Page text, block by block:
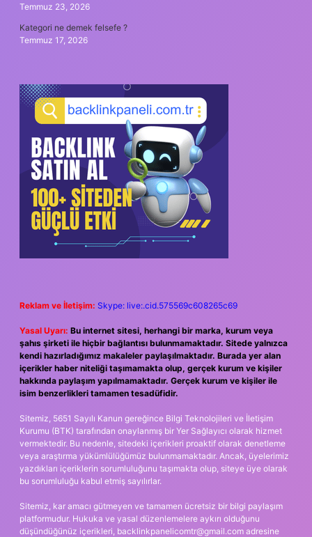
Temmuz 23, 2026
Kategori ne demek felsefe ?
Temmuz 17, 2026
Reklam ve İletişim: Skype: live:.cid.575569c608265c69
Yasal Uyarı: Bu internet sitesi, herhangi bir marka, kurum veya
şahıs şirketi ile hiçbir bağlantısı bulunmamaktadır. Sitede yalnızca
kendi hazırladığımız makaleler paylaşılmaktadır. Burada yer alan
içerikler haber niteliği taşımamakta olup, gerçek kurum ve kişiler
hakkında paylaşım yapılmamaktadır. Gerçek kurum ve kişiler ile
isim benzerlikleri tamamen tesadüfidir.
Sitemiz, 5651 Sayılı Kanun gereğince Bilgi Teknolojileri ve İletişim
Kurumu (BTK) tarafından onaylanmış bir Yer Sağlayıcı olarak hizmet
vermektedir. Bu nedenle, sitedeki içerikleri proaktif olarak denetleme
veya araştırma yükümlülüğümüz bulunmamaktadır. Ancak, üyelerimiz
yazdıkları içeriklerin sorumluluğunu taşımakta olup, siteye üye olarak
bu sorumluluğu kabul etmiş sayılırlar.
Sitemiz, kar amacı gütmeyen ve tamamen ücretsiz bir bilgi paylaşım
platformudur. Hukuka ve yasal düzenlemelere aykırı olduğunu
düşündüğünüz içerikleri, backlinkpanelicomtr@gmail.com adresine